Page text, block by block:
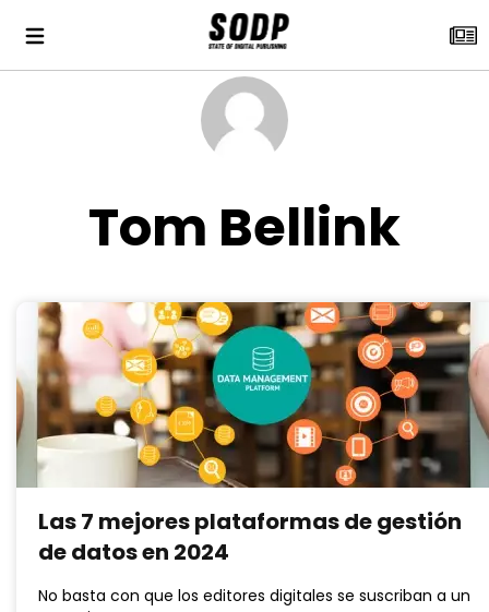
Tom Bellink
Las 7 mejores plataformas de gestión
de datos en 2024
No basta con que los editores digitales se suscriban a un